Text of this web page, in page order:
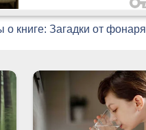
о книге: Загадки от фонаря